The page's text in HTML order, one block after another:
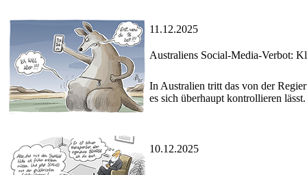
11.12.2025
Australiens Social-Media-Verbot:
In Australien tritt das von der
es sich überhaupt kontrollieren lässt.
10.12.2025